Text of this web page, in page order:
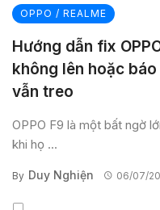
OPPO / REALME
Hướng dẫn fix
không lên hoặc
vẫn treo
OPPO F9 là một bất ngờ
khi họ ...
By Duy Nghiện 06/07/